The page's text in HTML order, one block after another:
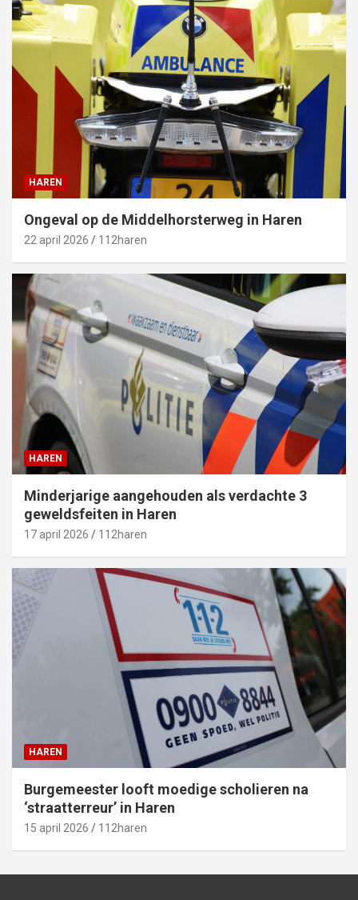
HAREN
Ongeval op de Middelhorsterweg in Haren
22 april 2026 112haren
HAREN
Minderjarige aangehouden als verdachte 3
geweldsfeiten in Haren
17 april 2026 112haren
HAREN
Burgemeester looft moedige scholieren na
‘straatterreur’ in Haren
15 april 2026 112haren